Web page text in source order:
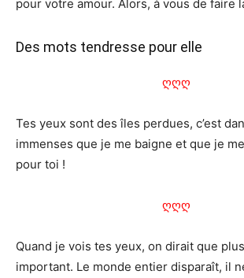
pour votre amour. Alors, à vous de faire
Des mots tendresse pour elle
ღღღ
Tes yeux sont des îles perdues, c’est
immenses que je me baigne et que je
pour toi !
ღღღ
Quand je vois tes yeux, on dirait que
important. Le monde entier disparaît, il